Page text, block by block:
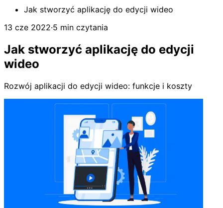
Jak stworzyć aplikację do edycji wideo
13 cze 2022·5 min czytania
Jak stworzyć aplikację do edycji
wideo
Rozwój aplikacji do edycji wideo: funkcje i koszty